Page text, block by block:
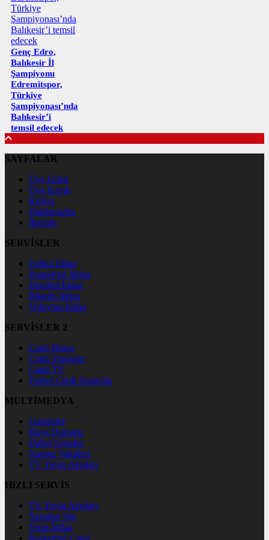
Genç Edro,
Balıkesir İl
Şampiyonu
Edremitspor,
Türkiye
Şampiyonası’nda
Balıkesir’i
temsil edecek
SAYFALAR
Üye Girişi
Üye Kaydı
Künye
Hakkımızda
İletişim
SERVİSLER
Futbol İddaa
Basketbol İddaa
Hentbol İddaa
Bilardo İddaa
Voleybol İddaa
SERVİSLER 2
Canlı Borsa
Canlı Sonuçlar
Canlı TV
Futbol Canlı Sonuçlar
MULTİMEDYA
Gazeteler
Hava Durumu
Haber Gönder
Namaz Vakitleri
TV Yayın Akışları
HIZLI SERVİS
TV Yayın Akışları
Yazarlar Site
Tenis İddaa
Basketbol Canlı